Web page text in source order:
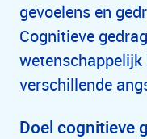
gevoelens en
Cognitieve
verschillende
Doel cognitieve